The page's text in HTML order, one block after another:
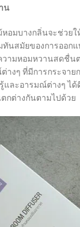
น
อมบางกลิ่นจะช่วย
นสมัยของการออ
วามหอมหวานสดชื่น
งๆ ที่มีการกระจา
ละอารมณ์ต่างๆ ได้
กต่างกันตามไปด้วย